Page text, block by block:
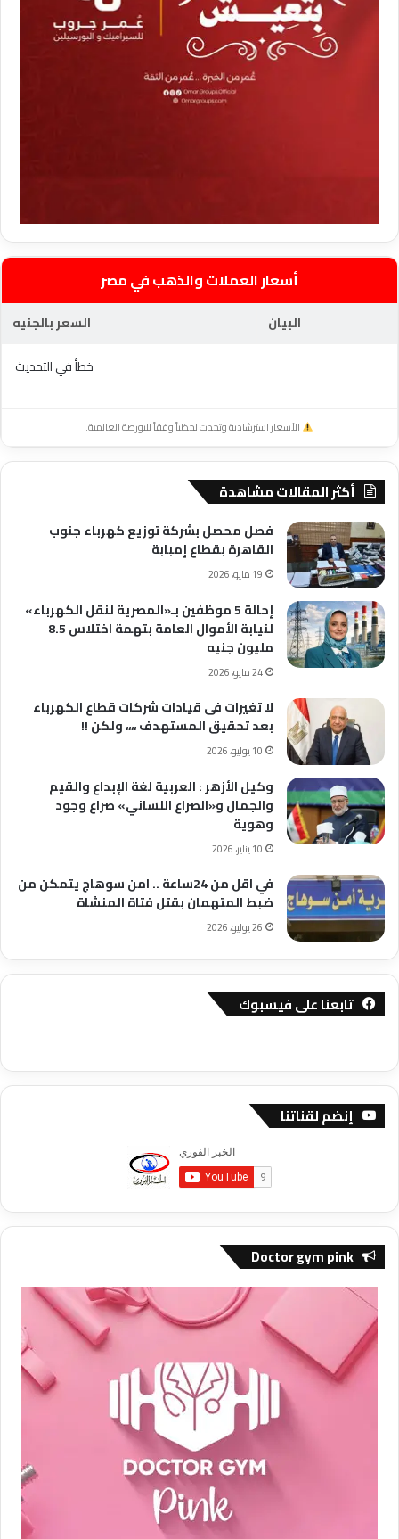
أسعار العملات والذهب في مصر
البيان
السعر بالجنيه
خطأ في التحديث
الأسعار استرشادية وتحدث لحظياً وفقاً للبورصة العالمية.
أكثر المقالات مشاهدة
فصل محصل بشركة توزيع كهرباء جنوب
القاهرة بقطاع إمبابة
19 مايو، 2026
إحالة 5 موظفين بـ«المصرية لنقل الكهرباء»
لنيابة الأموال العامة بتهمة اختلاس 8.5
مليون جنيه
24 مايو، 2026
لا تغيرات فى قيادات شركات قطاع الكهرباء
بعد تحقيق المستهدف ،،،، ولكن !!
10 يوليو، 2026
وكيل الأزهر : العربية لغة الإبداع والقيم
والجمال و«الصراع اللساني» صراع وجود
وهوية
10 يناير، 2026
في اقل من 24ساعة .. امن سوهاج يتمكن من
ضبط المتهمان بقتل فتاة المنشاة
26 يوليو، 2026
تابعنا على فيسبوك
إنضم لقناتنا
Doctor gym pink